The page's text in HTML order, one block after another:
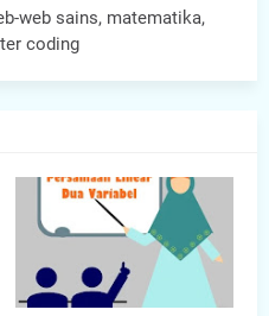
web sains, matematika,
coding